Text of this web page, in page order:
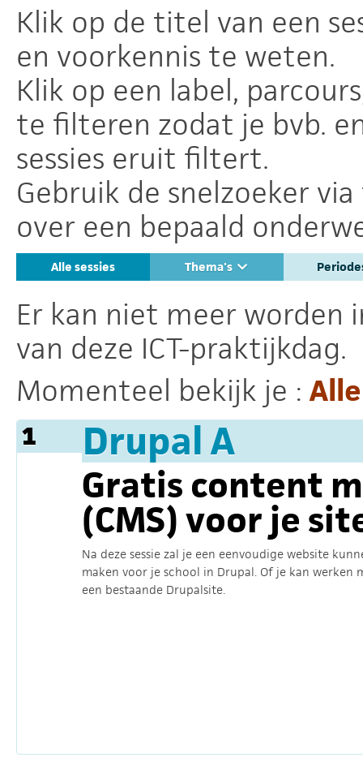
Klik op de titel van een
en voorkennis te weten.
Klik op een label,
te filteren zodat je bvb.
sessies eruit filtert.
Gebruik de snelzoeker
over een bepaald
Alle sessies Thema's
Er kan niet meer worden
van deze ICT-praktijkdag.
Momenteel bekijk je :
1 Drupal A
Gratis content
(CMS) voor je
Na deze sessie zal je een eenvoudige website
maken voor je school in Drupal. Of je kan werken
een bestaande Drupalsite.